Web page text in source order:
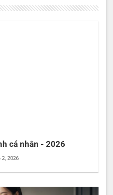
cá nhân - 2026
2, 2026